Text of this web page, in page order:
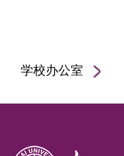
学校办公室